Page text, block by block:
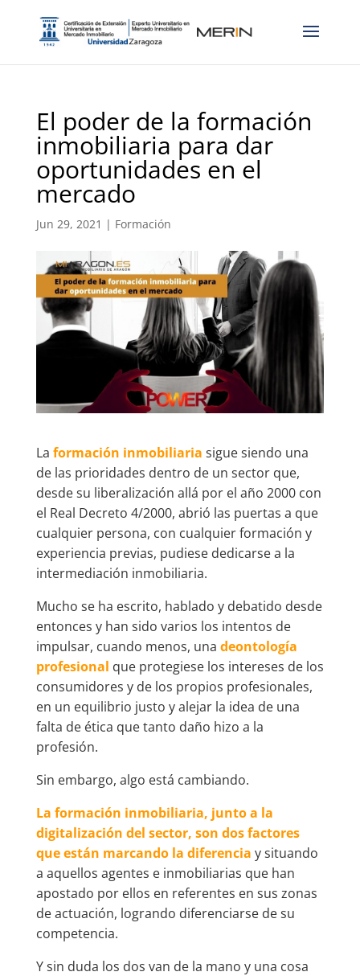
El poder de la formación
inmobiliaria para dar
oportunidades en el
mercado
Jun 29, 2021 | Formación
La formación inmobiliaria sigue siendo una
de las prioridades dentro de un sector que,
desde su liberalización allá por el año 2000 con
el Real Decreto 4/2000, abrió las puertas a que
cualquier persona, con cualquier formación y
experiencia previas, pudiese dedicarse a la
intermediación inmobiliaria.
Mucho se ha escrito, hablado y debatido desde
entonces y han sido varios los intentos de
impulsar, cuando menos, una deontología
profesional que protegiese los intereses de los
consumidores y de los propios profesionales,
en un equilibrio justo y alejar la idea de una
falta de ética que tanto daño hizo a la
profesión.
Sin embargo, algo está cambiando.
La formación inmobiliaria, junto a la
digitalización del sector, son dos factores
que están marcando la diferencia y situando
a aquellos agentes e inmobiliarias que han
apostado por ellos en referentes en sus zonas
de actuación, logrando diferenciarse de su
competencia.
Y sin duda los dos van de la mano y una cosa